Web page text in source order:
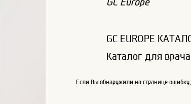
GC EUROPE
Каталог для
Если Вы обнаружили на странице